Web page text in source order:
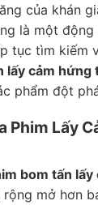
của khán
là một
tục tìm kiếm
lấy cảm hứng
phẩm đột
Phim Lấy
bom tấn
mở hơn